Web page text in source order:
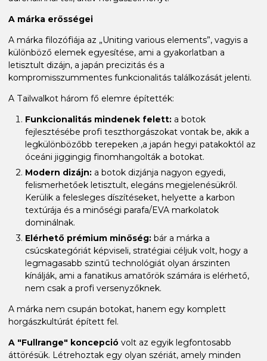
A márka erősségei
A márka filozófiája az „Uniting various elements”, vagyis a
különböző elemek egyesítése, ami a gyakorlatban a
letisztult dizájn, a japán precizitás és a
kompromisszummentes funkcionalitás találkozását jelenti.
A Tailwalkot három fő elemre építették:
Funkcionalitás mindenek felett: a botok
fejlesztésébe profi teszthorgászokat vontak be, akik a
legkülönbözőbb terepeken ,a japán hegyi patakoktól az
óceáni jiggingig finomhangolták a botokat.
Modern dizájn: a botok dizjánja nagyon egyedi,
felismerhetőek letisztult, elegáns megjelenésükről.
Kerülik a felesleges díszítéseket, helyette a karbon
textúrája és a minőségi parafa/EVA markolatok
dominálnak.
Elérhető prémium minőség: bár a márka a
csúcskategóriát képviseli, stratégiai céljuk volt, hogy a
legmagasabb szintű technológiát olyan árszinten
kínálják, ami a fanatikus amatőrök számára is elérhető,
nem csak a profi versenyzőknek.
A márka nem csupán botokat, hanem egy komplett
horgászkultúrát épített fel.
A "Fullrange" koncepció volt az egyik legfontosabb
áttörésük. Létrehoztak egy olyan szériát, amely minden